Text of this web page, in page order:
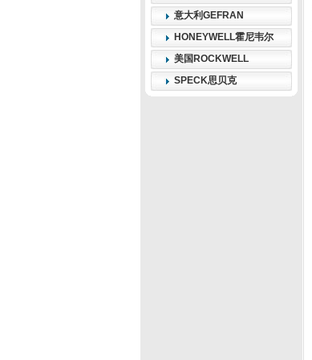
意大利GEFRAN
HONEYWELL霍尼韦尔
美国ROCKWELL
SPECK思贝克